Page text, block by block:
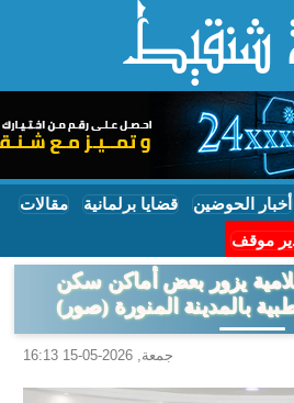
أخبار الحوضين قضايا برلمانية مقالات
موقف
يزور بعض أماكن سكن
بالمدينة المنورة (صور)
جمعة, 2026-05-15 16:13